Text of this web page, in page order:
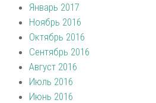
Январь 2017
Ноябрь 2016
Октябрь 2016
Сентябрь 2016
Август 2016
Июль 2016
Июнь 2016